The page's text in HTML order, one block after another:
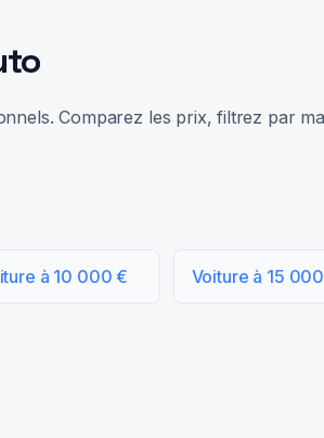
Comparez les prix, filtrez par
à 10 000 € Voiture à 15